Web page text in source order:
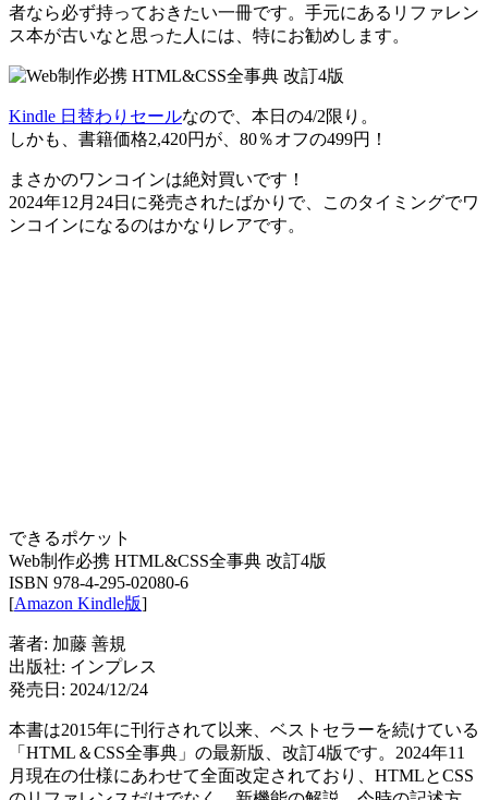
者なら必ず持っておきたい一冊です。手元にあるリファレン
ス本が古いなと思った人には、特にお勧めします。
Kindle 日替わりセールなので、本日の4/2限り。
しかも、書籍価格2,420円が、80％オフの499円！
まさかのワンコインは絶対買いです！
2024年12月24日に発売されたばかりで、このタイミングでワ
ンコインになるのはかなりレアです。
できるポケット
Web制作必携 HTML&CSS全事典 改訂4版
ISBN 978-4-295-02080-6
[Amazon Kindle版]
著者: 加藤 善規
出版社: インプレス
発売日: 2024/12/24
本書は2015年に刊行されて以来、ベストセラーを続けている
「HTML＆CSS全事典」の最新版、改訂4版です。 2024年11
月現在の仕様にあわせて全面改定されており、HTMLとCSS